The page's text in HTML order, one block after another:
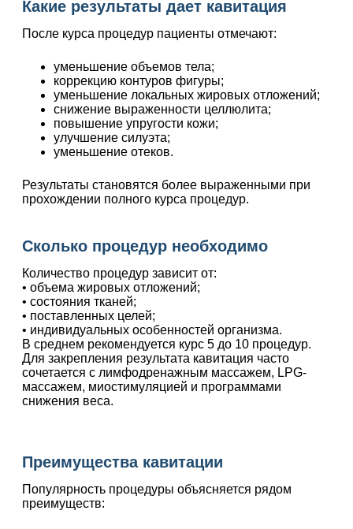
Какие результаты дает кавитация
После курса процедур пациенты отмечают:
уменьшение объемов тела;
коррекцию контуров фигуры;
уменьшение локальных жировых отложений;
снижение выраженности целлюлита;
повышение упругости кожи;
улучшение силуэта;
уменьшение отеков.
Результаты становятся более выраженными при
прохождении полного курса процедур.
Сколько процедур необходимо
Количество процедур зависит от:
• объема жировых отложений;
• состояния тканей;
• поставленных целей;
• индивидуальных особенностей организма.
В среднем рекомендуется курс 5 до 10 процедур.
Для закрепления результата кавитация часто
сочетается с лимфодренажным массажем, LPG-
массажем, миостимуляцией и программами
снижения веса.
Преимущества кавитации
Популярность процедуры объясняется рядом
преимуществ: